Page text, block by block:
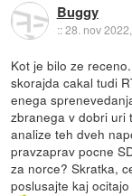
Buggy
::28. nov
Kot je bilo ze
skorajda cakal tudi
enega
zbranega v dobri uri
analize teh dveh
pravzaprav pocne
za norce? Skratka,
poslusajte kaj